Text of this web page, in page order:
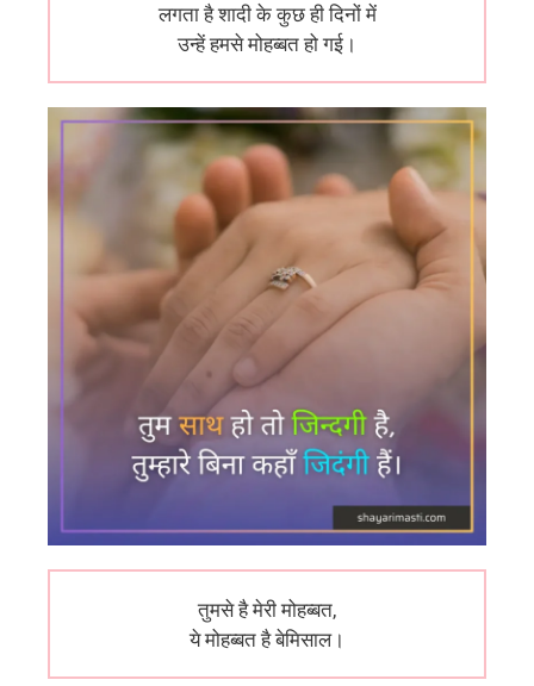
लगता है शादी के कुछ ही दिनों में
उन्हें हमसे मोहब्बत हो गई।
तुमसे है मेरी मोहब्बत,
ये मोहब्बत है बेमिसाल।